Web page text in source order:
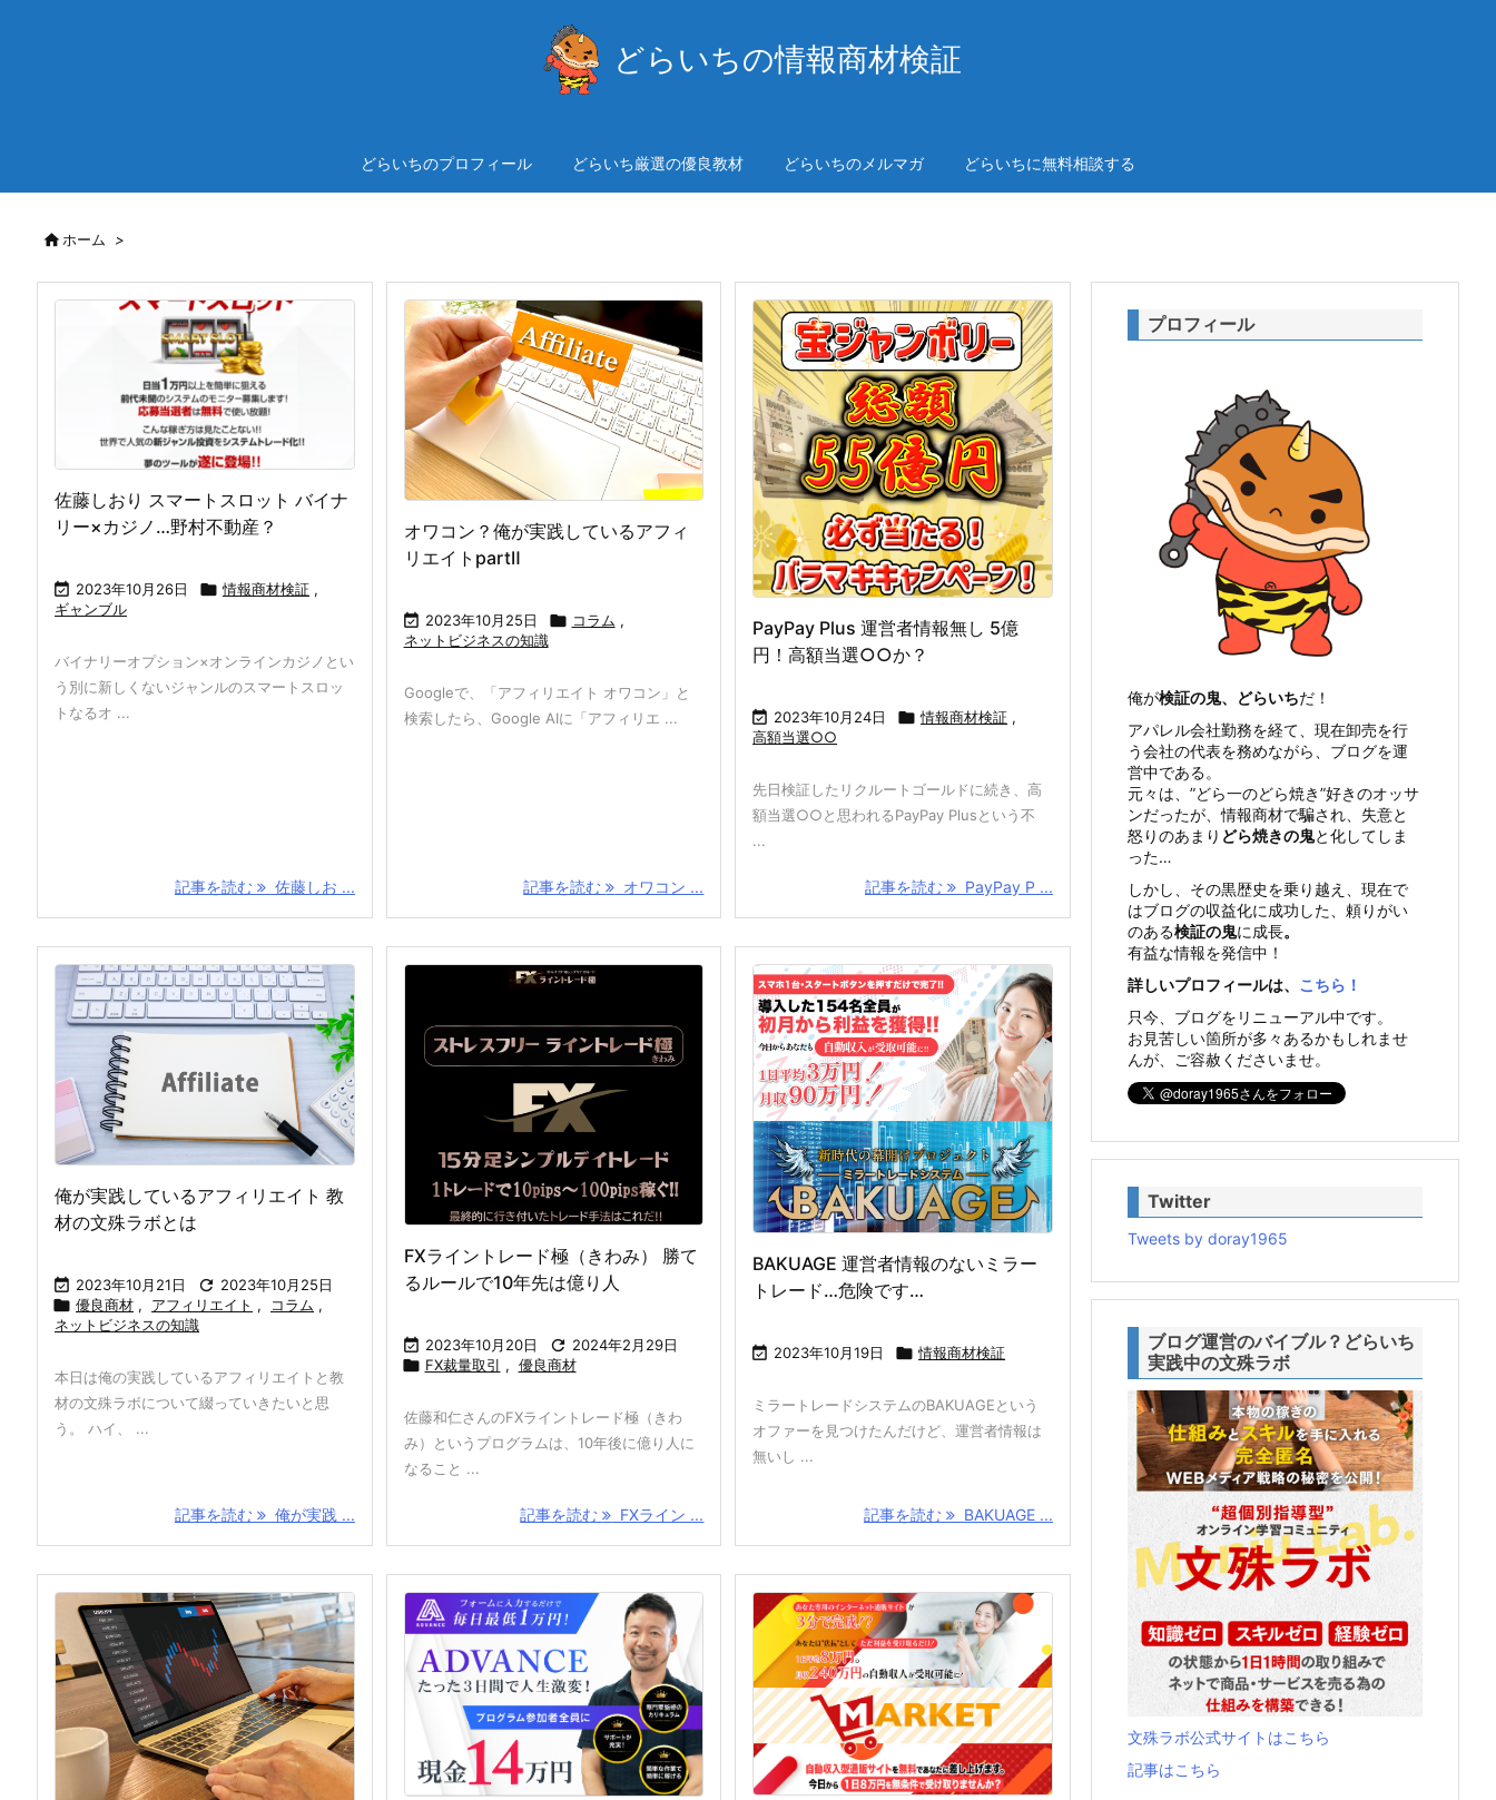
どらいちの情報商材検証
どらいちのプロフィール どらいち厳選の優良教材 どらいちのメルマガ どらいちに無料相談する
ホーム >
佐藤しおり スマートスロット バイナ
リー×カジノ…野村不動産？
 2023年10月26日  情報商材検証 ,
ギャンブル
バイナリーオプション×オンラインカジノとい
う別に新しくないジャンルのスマートスロッ
トなるオ ...
記事を読む 佐藤しお ...
オワコン？俺が実践しているアフィ
リエイトpartⅡ
 2023年10月25日  コラム ,
ネットビジネスの知識
Googleで、「アフィリエイト オワコン」と
検索したら、Google AIに「アフィリエ ...
記事を読む オワコン ...
PayPay Plus 運営者情報無し 5億
円！高額当選○○か？
 2023年10月24日  情報商材検証 ,
高額当選○○
先日検証したリクルートゴールドに続き、高
額当選○○と思われるPayPay Plusという不
...
記事を読む PayPay P ...
俺が実践しているアフィリエイト 教
材の文殊ラボとは
 2023年10月21日  2023年10月25日
 優良商材 , アフィリエイト , コラム ,
ネットビジネスの知識
本日は俺の実践しているアフィリエイトと教
材の文殊ラボについて綴っていきたいと思
う。 ハイ、 ...
記事を読む 俺が実践 ...
FXライントレード極（きわみ） 勝て
るルールで10年先は億り人
 2023年10月20日  2024年2月29日
 FX裁量取引 , 優良商材
佐藤和仁さんのFXライントレード極（きわ
み）というプログラムは、10年後に億り人に
なること ...
記事を読む FXライン ...
BAKUAGE 運営者情報のないミラー
トレード…危険です…
 2023年10月19日  情報商材検証
ミラートレードシステムのBAKUAGEという
オファーを見つけたんだけど、運営者情報は
無いし ...
記事を読む BAKUAGE ...
プロフィール
俺が検証の鬼、どらいちだ！
アパレル会社勤務を経て、現在卸売を行
う会社の代表を務めながら、ブログを運
営中である。
元々は、”どら一のどら焼き”好きのオッサ
ンだったが、情報商材で騙され、失意と
怒りのあまり どら焼きの鬼と化してしま
った…
しかし、その黒歴史を乗り越え、現在で
はブログの収益化に成功した、頼りがい
のある検証の鬼に成長。
有益な情報を発信中！
詳しいプロフィールは、 こちら！
只今、ブログをリニューアル中です。
お見苦しい箇所が多々あるかもしれませ
んが、ご容赦くださいませ。
Twitter
Tweets by doray1965
ブログ運営のバイブル？どらいち
実践中の文殊ラボ
文殊ラボ公式サイトはこちら
記事はこちら